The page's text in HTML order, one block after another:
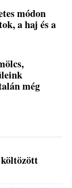
módon
a haj és a
még